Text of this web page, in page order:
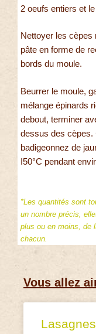
2 oeufs entiers et
Nettoyer les cèpes
pâte en forme de
bords du moule.
Beurrer le moule,
mélange épinards
debout, terminer
dessus des cèpes.
badigeonnez de
I50°C pendant
*Les quantités sont
un nombre précis,
plus ou en moins, de
chacun.
Vous allez